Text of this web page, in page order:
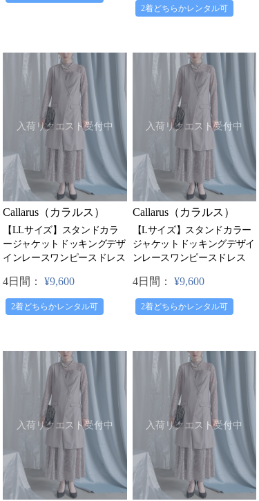
2着どちらかレンタル可
入荷リクエスト受付中
Callarus（カラルス）
【LLサイズ】スタンドカラ
ージャケットドッキングデザ
インレースワンピースドレス
4日間： ¥9,600
2着どちらかレンタル可
入荷リクエスト受付中
Callarus（カラルス）
【Lサイズ】スタンドカラー
ジャケットドッキングデザイ
ンレースワンピースドレス
4日間： ¥9,600
2着どちらかレンタル可
入荷リクエスト受付中 入荷リクエスト受付中